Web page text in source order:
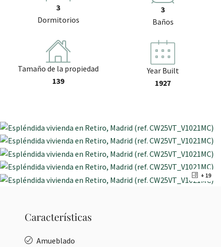
3
Dormitorios
3
Baños
Tamaño de la propiedad
139
Year Built
1927
+ 19
Características
Amueblado